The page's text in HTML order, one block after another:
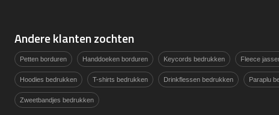
Andere klanten zochten
Petten borduren Handdoeken borduren Keycords bedrukken Fleece
Hoodies bedrukken T-shirts bedrukken Drinkflessen bedrukken Paraplu
Zweetbandjes bedrukken